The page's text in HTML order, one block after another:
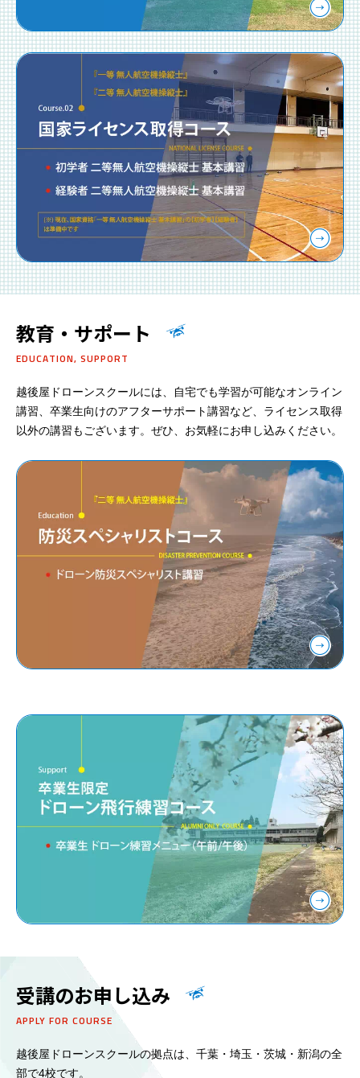
教育・サポート
EDUCATION, SUPPORT
越後屋ドローンスクールには、自宅でも学習が可能なオンライン
講習、卒業生向けのアフターサポート講習など、ライセンス取得
以外の講習もございます。ぜひ、お気軽にお申し込みください。
受講のお申し込み
APPLY FOR COURSE
越後屋ドローンスクールの拠点は、千葉・埼玉・茨城・新潟の全
部で4校です。